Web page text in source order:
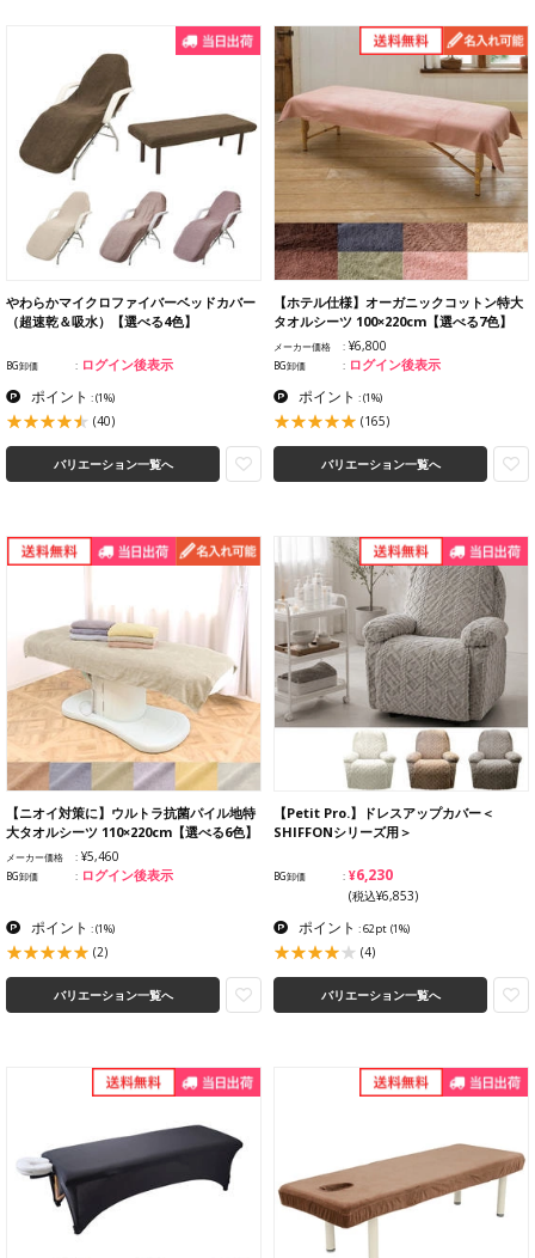
やわらかマイクロファイバーベッドカバー
（超速乾＆吸水）【選べる4色】
BG卸価 ログイン後表示
ポイント :(1%)
(40)
バリエーション一覧へ
【ホテル仕様】オーガニックコットン特大
タオルシーツ 100×220cm【選べる7色】
メーカー価格 ¥6,800
BG卸価 ログイン後表示
ポイント :(1%)
(165)
バリエーション一覧へ
【ニオイ対策に】ウルトラ抗菌パイル地特
大タオルシーツ 110×220cm【選べる6色】
メーカー価格 ¥5,460
BG卸価 ログイン後表示
ポイント :(1%)
(2)
バリエーション一覧へ
【Petit Pro.】ドレスアップカバー＜
SHIFFONシリーズ用＞
BG卸価 ¥6,230
(税込¥6,853)
ポイント : 62pt (1%)
(4)
バリエーション一覧へ